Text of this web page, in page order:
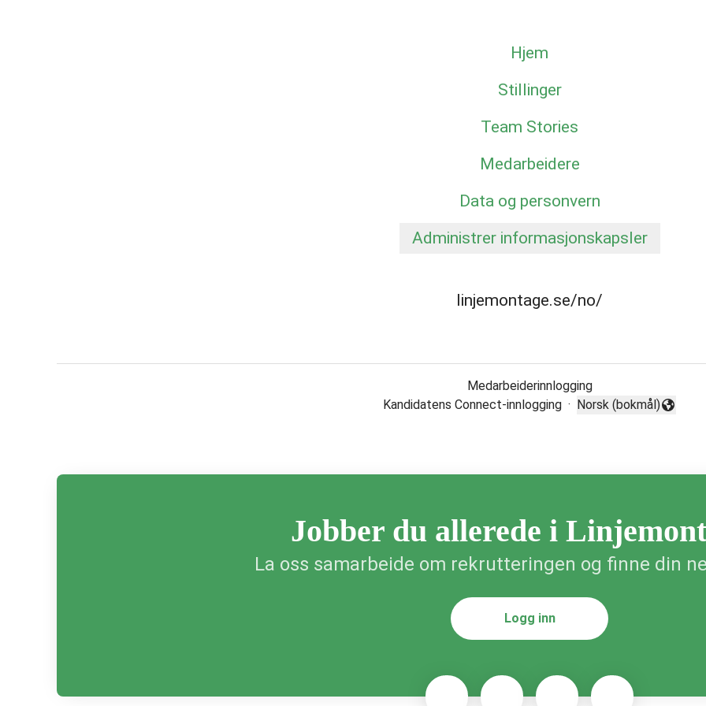
Hjem
Stillinger
Team Stories
Medarbeidere
Data og personvern
Administrer informasjonskapsler
linjemontage.se/no/
Medarbeiderinnlogging
Kandidatens Connect-innlogging ·
Endre språk
Norsk (bokmål)
Jobber du allerede i
La oss samarbeide om rekrutteringen og finne din
Logg inn